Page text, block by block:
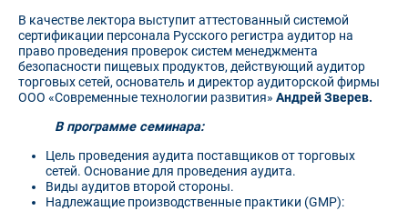
В качестве лектора выступит аттестованный системой
сертификации персонала Русского регистра аудитор на
право проведения проверок систем менеджмента
безопасности пищевых продуктов, действующий аудитор
торговых сетей, основатель и директор аудиторской фирмы
ООО «Современные технологии развития» Андрей Зверев.
В программе семинара:
Цель проведения аудита поставщиков от торговых
сетей. Основание для проведения аудита.
Виды аудитов второй стороны.
Надлежащие производственные практики (GMP):